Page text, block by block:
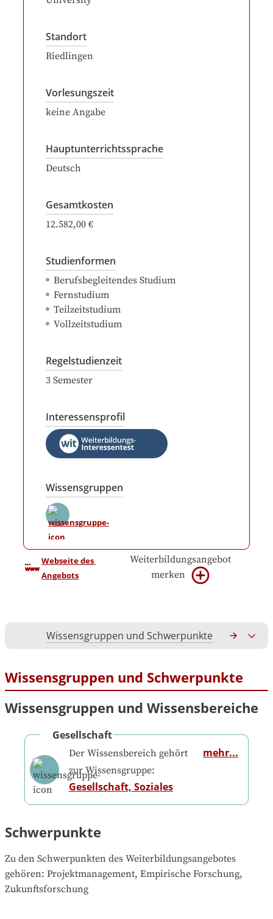
Standort
Riedlingen
Vorlesungszeit
keine Angabe
Hauptunterrichtssprache
Deutsch
Gesamtkosten
12.582,00 €
Studienformen
Berufsbegleitendes Studium
Fernstudium
Teilzeitstudium
Vollzeitstudium
Regelstudienzeit
3 Semester
Interessensprofil
Wissensgruppen
Webseite des
Angebots
Weiterbildungsangebot
merken
Wissensgruppen und Schwerpunkte
Wissensgruppen und Schwerpunkte
Wissensgruppen und Wissensbereiche
Gesellschaft
Der Wissensbereich gehört
zur Wissensgruppe:
Gesellschaft, Soziales
mehr...
Schwerpunkte
Zu den Schwerpunkten des Weiterbildungsangebotes
gehören: Projektmanagement, Empirische Forschung,
Zukunftsforschung